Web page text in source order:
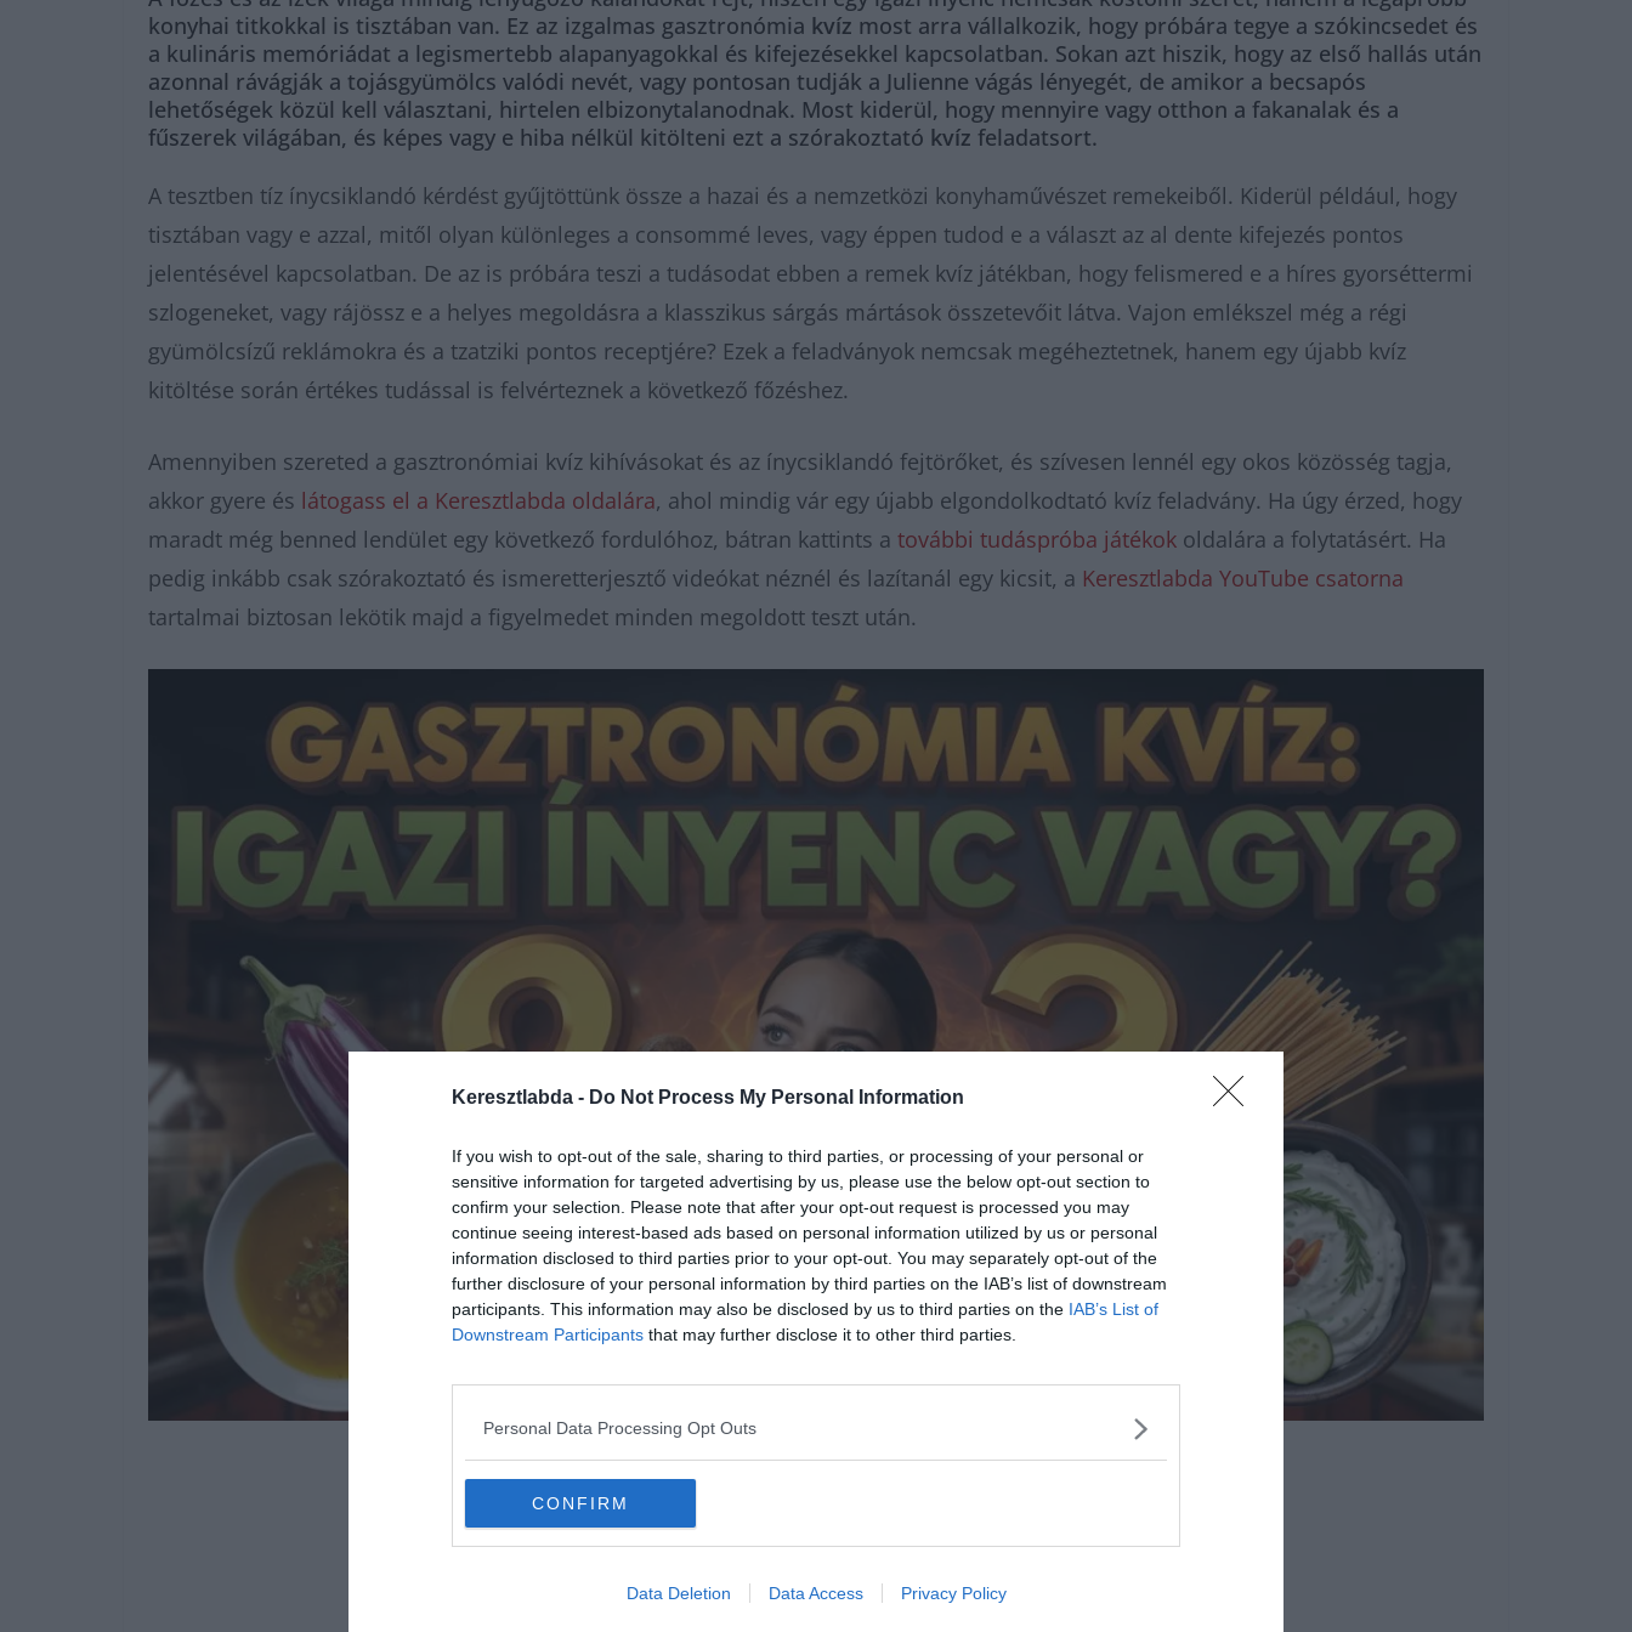
Keresztlabda - Do Not Process My Personal Information
If you wish to opt-out of the sale, sharing to third parties, or processing of your personal or
sensitive information for targeted advertising by us, please use the below opt-out section to
confirm your selection. Please note that after your opt-out request is processed you may
continue seeing interest-based ads based on personal information utilized by us or personal
information disclosed to third parties prior to your opt-out. You may separately opt-out of the
further disclosure of your personal information by third parties on the IAB’s list of downstream
participants. This information may also be disclosed by us to third parties on the IAB’s List of
Downstream Participants that may further disclose it to other third parties.
Personal Data Processing Opt Outs
CONFIRM
Data Deletion Data Access Privacy Policy
konyhai titkokkal is tisztában van. Ez az izgalmas gasztronómia kvíz most arra vállalkozik, hogy próbára tegye a szókincsedet és
a kulináris memóriádat a legismertebb alapanyagokkal és kifejezésekkel kapcsolatban. Sokan azt hiszik, hogy az első hallás után
azonnal rávágják a tojásgyümölcs valódi nevét, vagy pontosan tudják a Julienne vágás lényegét, de amikor a becsapós
lehetőségek közül kell választani, hirtelen elbizonytalanodnak. Most kiderül, hogy mennyire vagy otthon a fakanalak és a
fűszerek világában, és képes vagy e hiba nélkül kitölteni ezt a szórakoztató kvíz feladatsort.
A tesztben tíz ínycsiklandó kérdést gyűjtöttünk össze a hazai és a nemzetközi konyhaművészet remekeiből. Kiderül például, hogy
tisztában vagy e azzal, mitől olyan különleges a consommé leves, vagy éppen tudod e a választ az al dente kifejezés pontos
jelentésével kapcsolatban. De az is próbára teszi a tudásodat ebben a remek kvíz játékban, hogy felismered e a híres gyorséttermi
szlogeneket, vagy rájössz e a helyes megoldásra a klasszikus sárgás mártások összetevőit látva. Vajon emlékszel még a régi
gyümölcsízű reklámokra és a tzatziki pontos receptjére? Ezek a feladványok nemcsak megéheztetnek, hanem egy újabb kvíz
kitöltése során értékes tudással is felvérteznek a következő főzéshez.
Amennyiben szereted a gasztronómiai kvíz kihívásokat és az ínycsiklandó fejtörőket, és szívesen lennél egy okos közösség tagja,
akkor gyere és látogass el a Keresztlabda oldalára, ahol mindig vár egy újabb elgondolkodtató kvíz feladvány. Ha úgy érzed, hogy
maradt még benned lendület egy következő fordulóhoz, bátran kattints a további tudáspróba játékok oldalára a folytatásért. Ha
pedig inkább csak szórakoztató és ismeretterjesztő videókat néznél és lazítanál egy kicsit, a Keresztlabda YouTube csatorna
tartalmai biztosan lekötik majd a figyelmedet minden megoldott teszt után.